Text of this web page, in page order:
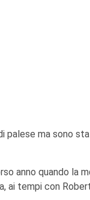
palese ma sono
anno quando la
ai tempi con